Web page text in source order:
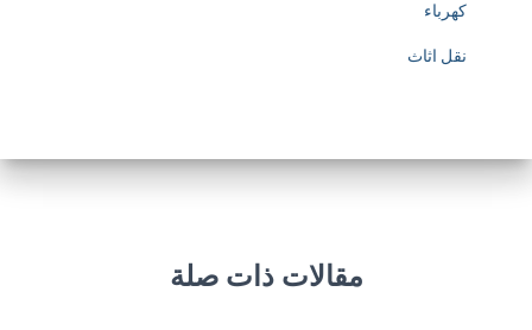
كهرباء
نقل اثاث
مقالات ذات صلة